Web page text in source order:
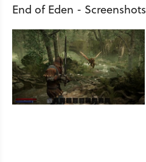
End of Eden - Screenshots